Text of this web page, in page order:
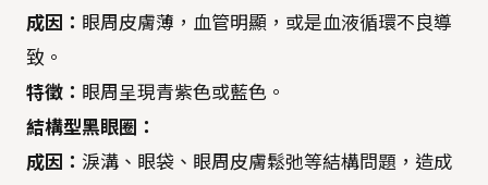
成因： 眼周皮膚薄，血管明顯，或是血液循環不良導
致。
特徵： 眼周呈現青紫色或藍色。
結構型黑眼圈：
成因： 淚溝、眼袋、眼周皮膚鬆弛等結構問題，造成